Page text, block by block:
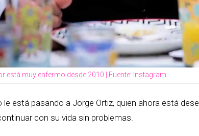
está muy enfermo desde 2010 | Fuente: Instagram
le está pasando a Jorge Ortiz, quien ahora está
con su vida sin problemas.